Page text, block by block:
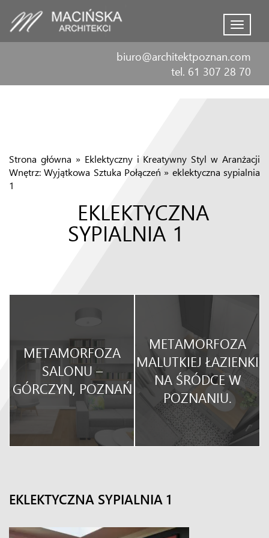
Menu
biuro@architektpoznan.com
tel. 61 307 28 70
Strona główna » Eklektyczny i Kreatywny Styl w Aranżacji
Wnętrz: Wyjątkowa Sztuka Połączeń » eklektyczna sypialnia
1
EKLEKTYCZNA
SYPIALNIA 1
METAMORFOZA
SALONU –
GÓRCZYN, POZNAŃ
METAMORFOZA
MALUTKIEJ ŁAZIENKI
NA ŚRÓDCE W
POZNANIU.
EKLEKTYCZNA SYPIALNIA 1